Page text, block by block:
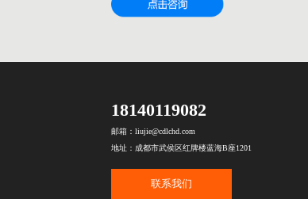
18140119082
邮箱：liujie@cdlchd.com
地址：成都市武侯区红牌楼蓝海B座1201
联系我们